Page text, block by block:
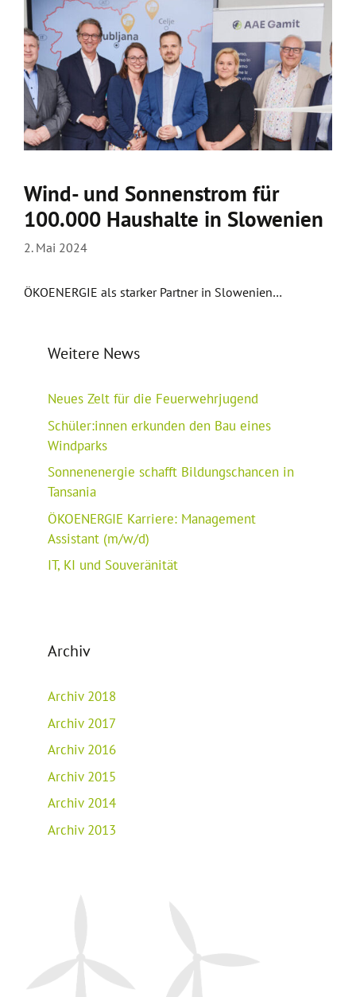
Wind- und Sonnenstrom für
100.000 Haushalte in Slowenien
2. Mai 2024
ÖKOENERGIE als starker Partner in Slowenien…
Weitere News
Neues Zelt für die Feuerwehrjugend
Schüler:innen erkunden den Bau eines
Windparks
Sonnenenergie schafft Bildungschancen in
Tansania
ÖKOENERGIE Karriere: Management
Assistant (m/w/d)
IT, KI und Souveränität
Archiv
Archiv 2018
Archiv 2017
Archiv 2016
Archiv 2015
Archiv 2014
Archiv 2013